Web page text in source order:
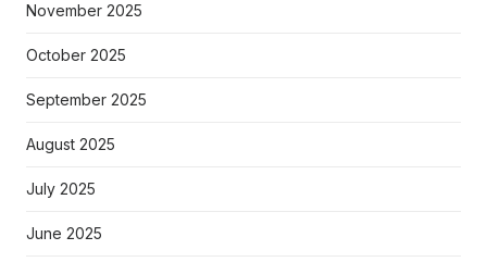
November 2025
October 2025
September 2025
August 2025
July 2025
June 2025